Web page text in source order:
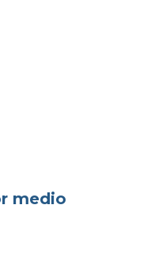
medio